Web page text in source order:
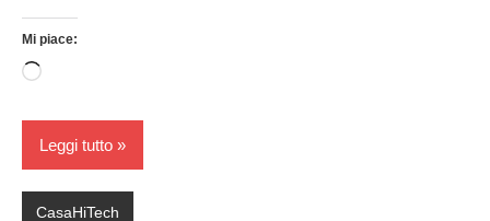
Mi piace:
Caricamento
corso…
Leggi tutto
CasaHiTech